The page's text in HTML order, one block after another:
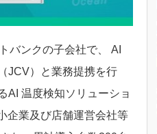
バンクの子会社で、 AI
JCV）と業務提携を行
AI 温度検知ソリューショ
企業及び店舗運営会社等